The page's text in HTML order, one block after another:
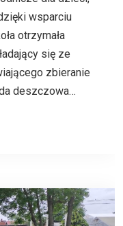
wsparciu
otrzymała
się ze
zbieranie
deszczowa…